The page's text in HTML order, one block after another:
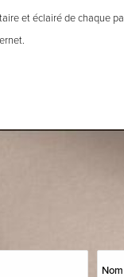
et éclairé de chaque